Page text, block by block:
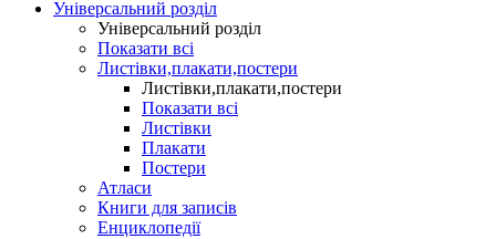
Універсальний розділ
Універсальний розділ
Показати всі
Листівки,плакати,постери
Листівки,плакати,постери
Показати всі
Листівки
Плакати
Постери
Атласи
Книги для записів
Енциклопедії